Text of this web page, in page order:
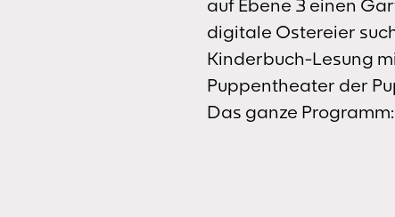
auf Ebene 3 einen
digitale Ostereier
Kinderbuch-Lesung
Puppentheater der
Das ganze Programm: